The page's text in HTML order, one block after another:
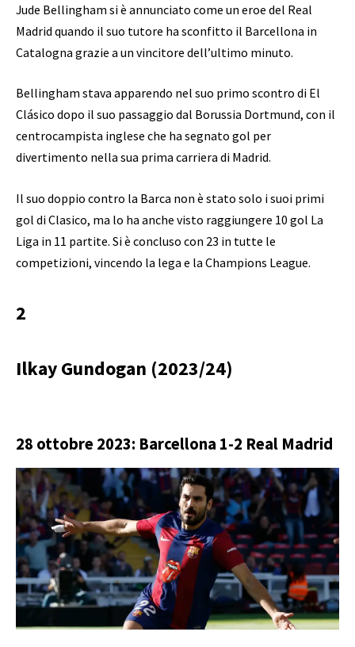
Jude Bellingham si è annunciato come un eroe del Real
Madrid quando il suo tutore ha sconfitto il Barcellona in
Catalogna grazie a un vincitore dell’ultimo minuto.
Bellingham stava apparendo nel suo primo scontro di El
Clásico dopo il suo passaggio dal Borussia Dortmund, con il
centrocampista inglese che ha segnato gol per
divertimento nella sua prima carriera di Madrid.
Il suo doppio contro la Barca non è stato solo i suoi primi
gol di Clasico, ma lo ha anche visto raggiungere 10 gol La
Liga in 11 partite. Si è concluso con 23 in tutte le
competizioni, vincendo la lega e la Champions League.
2
Ilkay Gundogan (2023/24)
28 ottobre 2023: Barcellona 1-2 Real Madrid